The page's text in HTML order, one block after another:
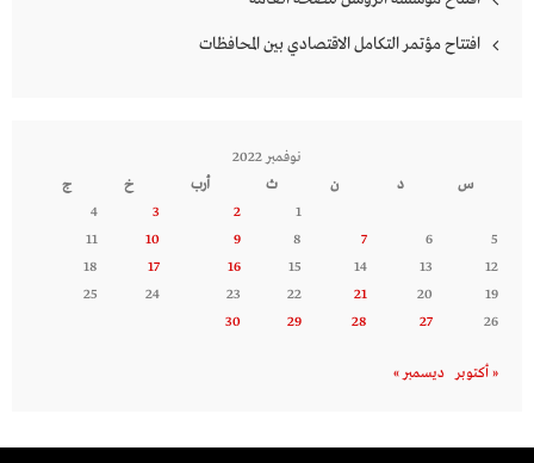
افتتاح مؤتمر التكامل الاقتصادي بين المحافظات
نوفمبر 2022
س
د ن ث أرب خ
ج
1
2
3
4
5
6
7
8
9
10
11
12
13
14
15
16
17
18
19
20
21
22
23
24
25
26
27
28
29
30
« أكتوبر ديسمبر »